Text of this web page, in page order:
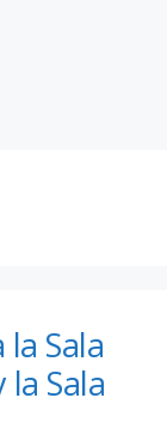
Sala
la Sala